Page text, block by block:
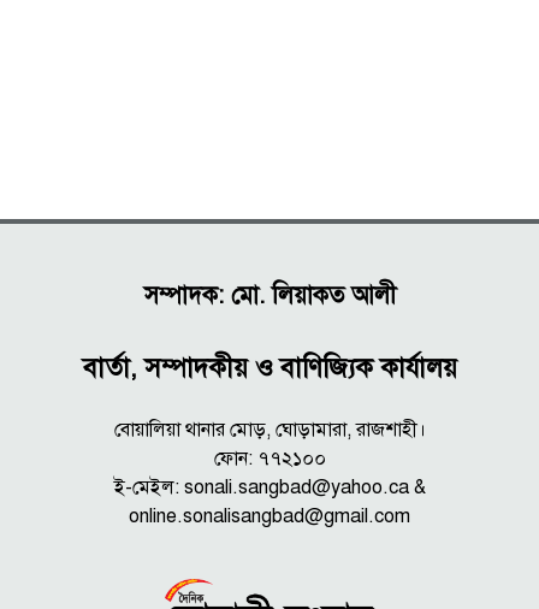
সম্পাদক: মো. লিয়াকত আলী
বার্তা, সম্পাদকীয় ও বাণিজ্যিক কার্যালয়
বোয়ালিয়া থানার মোড়, ঘোড়ামারা, রাজশাহী।
ফোন: ৭৭২১০০
ই-মেইল: sonali.sangbad@yahoo.ca &
online.sonalisangbad@gmail.com